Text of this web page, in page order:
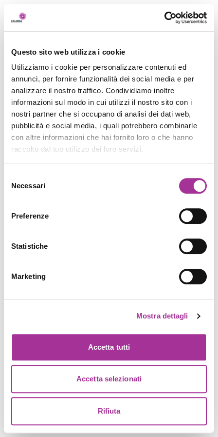
Questo sito web utilizza i cookie
Utilizziamo i cookie per personalizzare contenuti ed
annunci, per fornire funzionalità dei social media e per
analizzare il nostro traffico. Condividiamo inoltre
informazioni sul modo in cui utilizzi il nostro sito con i
nostri partner che si occupano di analisi dei dati web,
pubblicità e social media, i quali potrebbero combinarle
con altre informazioni che hai fornito loro o che hanno
raccolto dal tuo utilizzo dei loro servizi.
delNecessari
Preferenze
Statistiche
Marketing
Mostra dettagli
Accetta tutti
Accetta selezionati
Rifiuta